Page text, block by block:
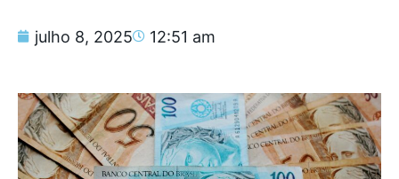
julho 8, 2025 12:51 am